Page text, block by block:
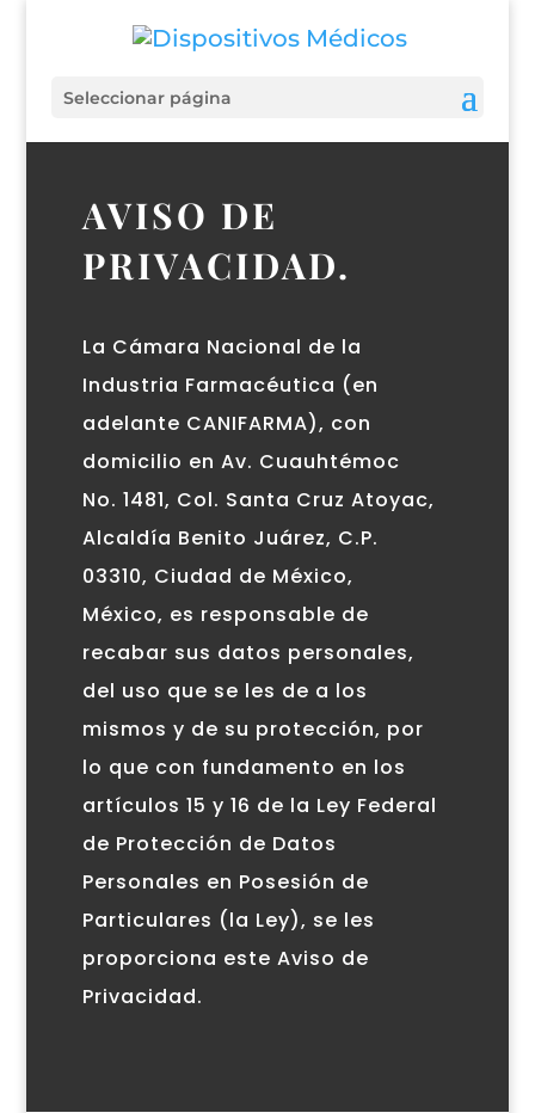
Seleccionar página
AVISO DE
PRIVACIDAD.
La Cámara Nacional de la
Industria Farmacéutica (en
adelante CANIFARMA), con
domicilio en Av. Cuauhtémoc
No. 1481, Col. Santa Cruz Atoyac,
Alcaldía Benito Juárez, C.P.
03310, Ciudad de México,
México, es responsable de
recabar sus datos personales,
del uso que se les de a los
mismos y de su protección, por
lo que con fundamento en los
artículos 15 y 16 de la Ley Federal
de Protección de Datos
Personales en Posesión de
Particulares (la Ley), se les
proporciona este Aviso de
Privacidad.